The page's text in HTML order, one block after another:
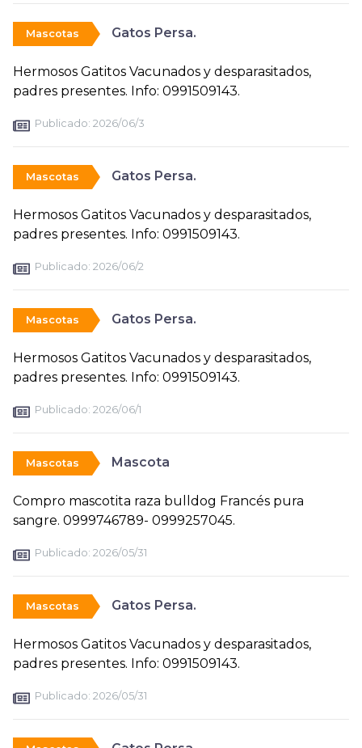
Mascotas Gatos Persa.
Hermosos Gatitos Vacunados y desparasitados,
padres presentes. Info: 0991509143.
Publicado: 2026/06/3
Mascotas Gatos Persa.
Hermosos Gatitos Vacunados y desparasitados,
padres presentes. Info: 0991509143.
Publicado: 2026/06/2
Mascotas Gatos Persa.
Hermosos Gatitos Vacunados y desparasitados,
padres presentes. Info: 0991509143.
Publicado: 2026/06/1
Mascotas Mascota
Compro mascotita raza bulldog Francés pura
sangre. 0999746789- 0999257045.
Publicado: 2026/05/31
Mascotas Gatos Persa.
Hermosos Gatitos Vacunados y desparasitados,
padres presentes. Info: 0991509143.
Publicado: 2026/05/31